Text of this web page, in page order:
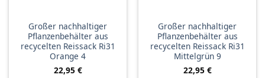
Großer nachhaltiger
Pflanzenbehälter aus
recycelten Reissack Ri31
Orange 4
22,95 €
Großer nachhaltiger
Pflanzenbehälter aus
recycelten Reissack Ri31
Mittelgrün 9
22,95 €